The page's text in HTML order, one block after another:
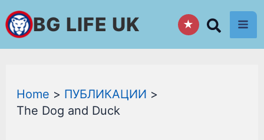
Skip
to
content
BG LIFE UK ★
Home
ПУБЛИКАЦИИ
The Dog and Duck